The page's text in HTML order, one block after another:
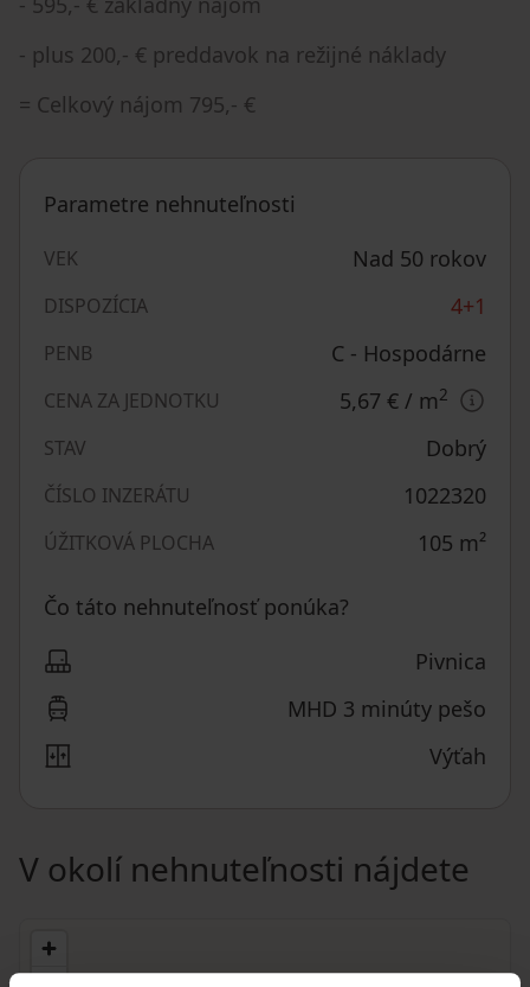
- plus 200,- € preddavok na režijné náklady
= Celkový nájom 795,- €
Parametre nehnuteľnosti
VEK Nad 50 rokov
DISPOZÍCIA 4+1
PENB C - Hospodárne
CENA ZA JEDNOTKU 5,67 € / m2
STAV Dobrý
ČÍSLO INZERÁTU 1022320
ÚŽITKOVÁ PLOCHA 105 m²
Čo táto nehnuteľnosť ponúka?
Pivnica
MHD 3 minúty pešo
Výťah
V okolí nehnuteľnosti nájdete